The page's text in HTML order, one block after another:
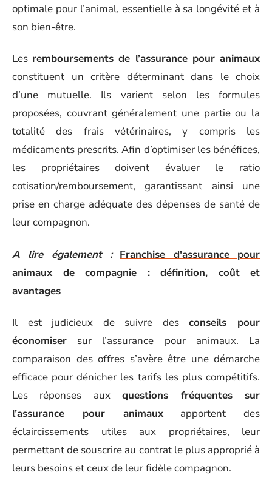
optimale pour l’animal, essentielle à sa longévité et à
son bien-être.
Les remboursements de l’assurance pour animaux
constituent un critère déterminant dans le choix
d’une mutuelle. Ils varient selon les formules
proposées, couvrant généralement une partie ou la
totalité des frais vétérinaires, y compris les
médicaments prescrits. Afin d’optimiser les bénéfices,
les propriétaires doivent évaluer le ratio
cotisation/remboursement, garantissant ainsi une
prise en charge adéquate des dépenses de santé de
leur compagnon.
A lire également : Franchise d'assurance pour
animaux de compagnie : définition, coût et
avantages
Il est judicieux de suivre desconseils pour
économiser sur l’assurance pour animaux. La
comparaison des offres s’avère être une démarche
efficace pour dénicher les tarifs les plus compétitifs.
Les réponses auxquestions fréquentes sur
l’assurance pour animauxapportent des
éclaircissements utiles aux propriétaires, leur
permettant de souscrire au contrat le plus approprié à
leurs besoins et ceux de leur fidèle compagnon.